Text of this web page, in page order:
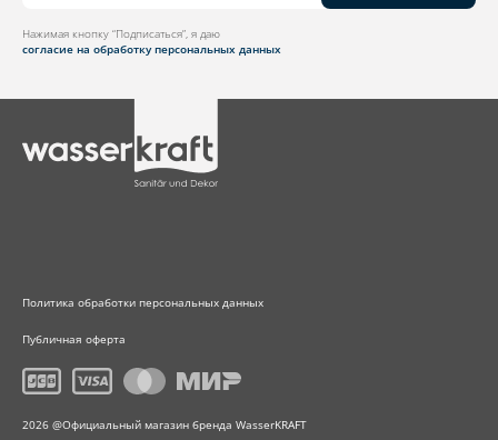
Нажимая кнопку “Подписаться”, я даю
согласие на обработку персональных данных
Политика обработки персональных данных
Публичная оферта
2026 @Официальный магазин бренда WasserKRAFT